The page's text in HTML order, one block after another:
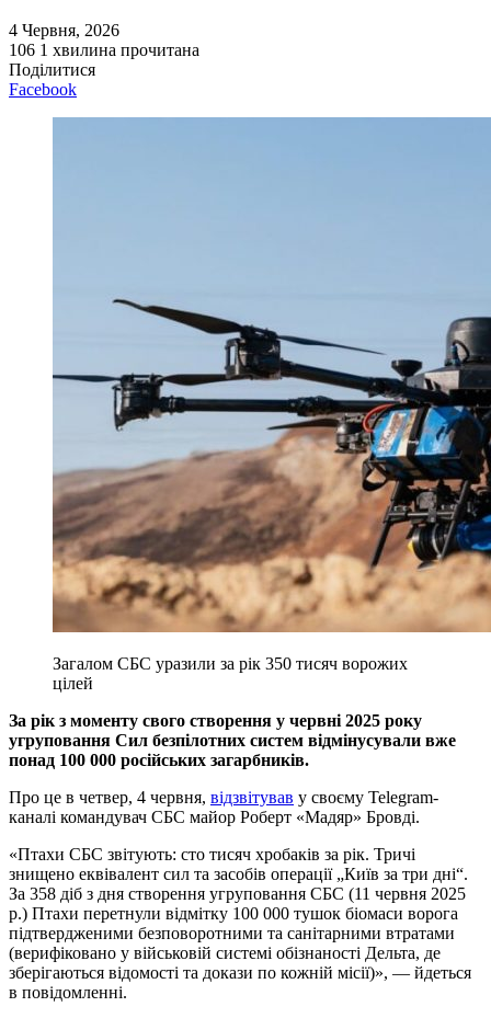
4 Червня, 2026
106 1 хвилина прочитана
Поділитися
Facebook
Загалом СБС уразили за рік 350 тисяч ворожих
цілей
За рік з моменту свого створення у червні 2025 року
угруповання Сил безпілотних систем відмінусували вже
понад 100 000 російських загарбників.
Про це в четвер, 4 червня, відзвітував у своєму Telegram-
каналі командувач СБС майор Роберт «Мадяр» Бровді.
«Птахи СБС звітують: сто тисяч хробаків за рік. Тричі
знищено еквівалент сил та засобів операції „Київ за три дні“.
За 358 діб з дня створення угруповання СБС (11 червня 2025
р.) Птахи перетнули відмітку 100 000 тушок біомаси ворога
підтвердженими безповоротними та санітарними втратами
(верифіковано у військовій системі обізнаності Дельта, де
зберігаються відомості та докази по кожній місії)», — йдеться
в повідомленні.